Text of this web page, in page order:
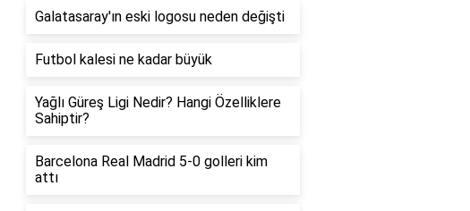
Galatasaray'ın eski logosu neden değişti
Futbol kalesi ne kadar büyük
Yağlı Güreş Ligi Nedir? Hangi Özelliklere
Sahiptir?
Barcelona Real Madrid 5-0 golleri kim
attı